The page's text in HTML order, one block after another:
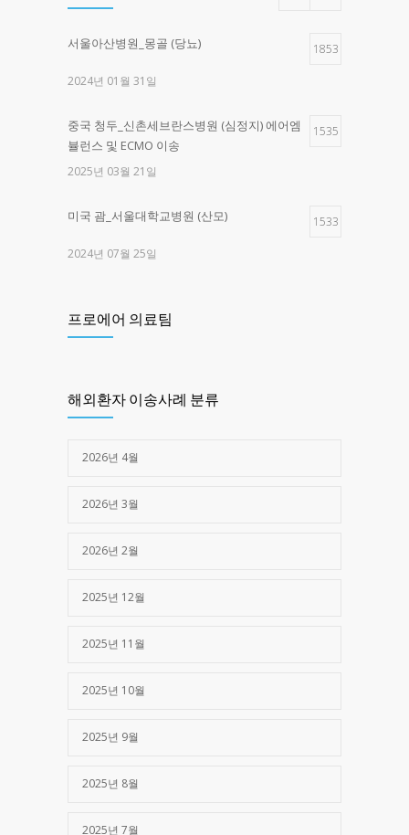
서울아산병원_몽골 (당뇨) 1853
2024년 01월 31일
중국 청두_신촌세브란스병원 (심정지) 에어엠
뷸런스 및 ECMO 이송
1535
2025년 03월 21일
미국 괌_서울대학교병원 (산모) 1533
2024년 07월 25일
2025년 03월 28일
2025년 05월 16일
프로에어 의료팀
해외환자 이송사례 분류
2026년 4월
2026년 3월
2026년 2월
2025년 12월
2025년 11월
2025년 10월
2025년 9월
2025년 8월
2025년 7월